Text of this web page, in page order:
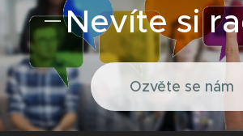
Nevíte si
Ozvěte se nám